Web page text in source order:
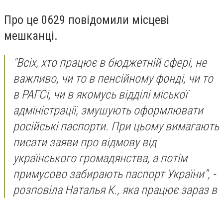
Про це 0629 повідомили місцеві
мешканці.
"Всіх, хто працює в бюджетній сфері, не
важливо, чи то в пенсійному фонді, чи то
в РАГСі, чи в якомусь відділі міської
адміністрації, змушують оформлювати
російські паспорти. При цьому вимагають
писати заяви про відмову від
українського громадянства, а потім
примусово забирають паспорт України", -
розповіла Наталья К., яка працює зараз в